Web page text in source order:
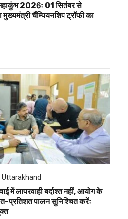
2026ः 01 सितंबर से
मुख्यमंत्री चैंम्पियनशिप ट्रॉफी का
Uttarakhand
में लापरवाही बर्दाश्त नहीं, आयोग के
प्रतिशत पालन सुनिश्चित करेंः